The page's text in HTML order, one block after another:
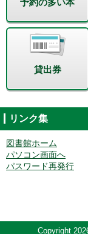
予約の多い本
貸出券
リンク集
図書館ホーム
パソコン画面へ
パスワード再発行
Copyright